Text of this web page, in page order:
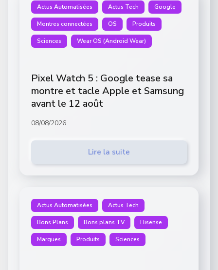
Actus Automatisées Actus Tech Google
Montres connectées OS Produits
Sciences Wear OS (Android Wear)
Pixel Watch 5 : Google tease sa
montre et tacle Apple et Samsung
avant le 12 août
08/08/2026
Lire la suite
Actus Automatisées Actus Tech
Bons Plans Bons plans TV Hisense
Marques Produits Sciences